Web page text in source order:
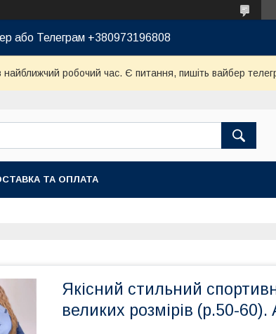
або Телеграм +380973196808
робочий час. Є питання, пишіть вайбер
ТА ОПЛАТА
Якісний стильний
великих розмірів (р.50-60).